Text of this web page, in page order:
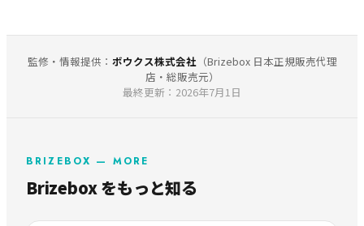
監修・情報提供： ボウクス株式会社 （Brizebox 日本正規販売代理
店・総販売元）
最終更新：2026年7月1日
BRIZEBOX — MORE
Brizebox をもっと知る